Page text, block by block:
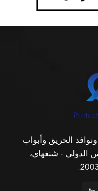
الحريق وأبواب
الدولي - شنغهاي،